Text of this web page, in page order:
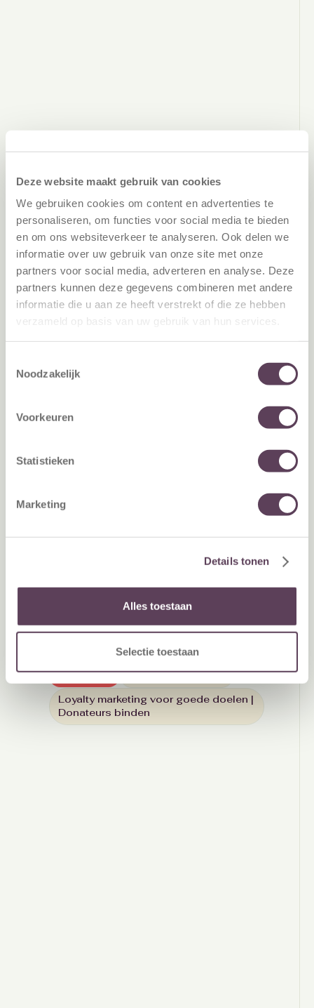
Deze website maakt gebruik van cookies
We gebruiken cookies om content en advertenties te
personaliseren, om functies voor social media te bieden
en om ons websiteverkeer te analyseren. Ook delen we
informatie over uw gebruik van onze site met onze
partners voor social media, adverteren en analyse. Deze
partners kunnen deze gegevens combineren met andere
informatie die u aan ze heeft verstrekt of die ze hebben
verzameld op basis van uw gebruik van hun services.
Noodzakelijk
Voorkeuren
Statistieken
Marketing
Details tonen
Alles toestaan
Selectie toestaan
Klantbehoud verbeteren:
strategie, aanpak en
meetbare resultaten
Explainers
Customer Insights
Loyalty marketing voor goede doelen |
Donateurs binden